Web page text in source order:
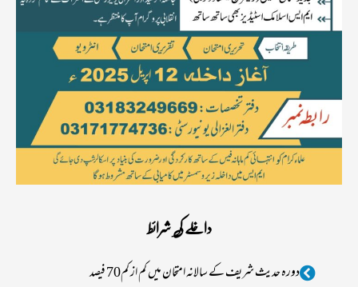
داخلے کی شرائط
دورہ حدیث شریف کے سالانہ امتحان میں کم از کم70 فیصد